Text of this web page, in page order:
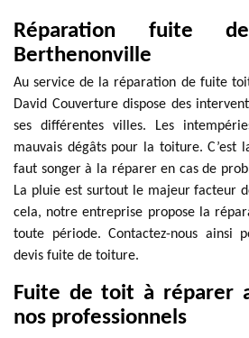
Réparation fuite
Berthenonville
Au service de la réparation de fuite
David Couverture dispose des
ses différentes villes. Les
mauvais dégâts pour la toiture. C’est
faut songer à la réparer en cas de
La pluie est surtout le majeur facteur
cela, notre entreprise propose la
toute période. Contactez-nous ainsi
devis fuite de toiture.
Fuite de toit à réparer
nos professionnels